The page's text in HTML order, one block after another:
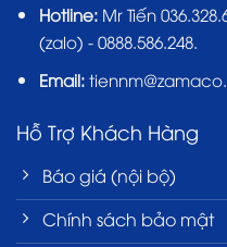
Hotline: Mr Tiến
(zalo) - 0888.586.248.
Email:
Hỗ Trợ Khách Hàng
Báo giá (nội bộ)
Chính sách bảo mật